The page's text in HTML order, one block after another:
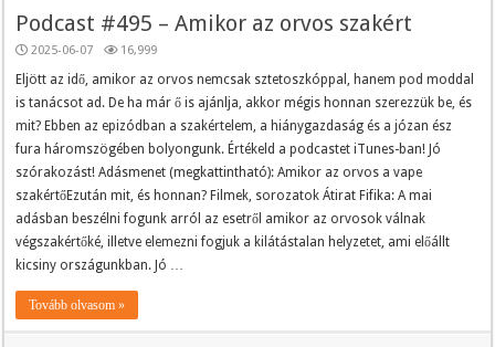
Podcast #495 – Amikor az orvos szakért
2025-06-07 16,999
Eljött az idő, amikor az orvos nemcsak sztetoszkóppal, hanem pod moddal
is tanácsot ad. De ha már ő is ajánlja, akkor mégis honnan szerezzük be, és
mit? Ebben az epizódban a szakértelem, a hiánygazdaság és a józan ész
fura háromszögében bolyongunk. Értékeld a podcastet iTunes-ban! Jó
szórakozást! Adásmenet (megkattintható): Amikor az orvos a vape
szakértőEzután mit, és honnan? Filmek, sorozatok Átirat Fifika: A mai
adásban beszélni fogunk arról az esetről amikor az orvosok válnak
végszakértőké, illetve elemezni fogjuk a kilátástalan helyzetet, ami előállt
kicsiny országunkban. Jó …
Tovább olvasom »